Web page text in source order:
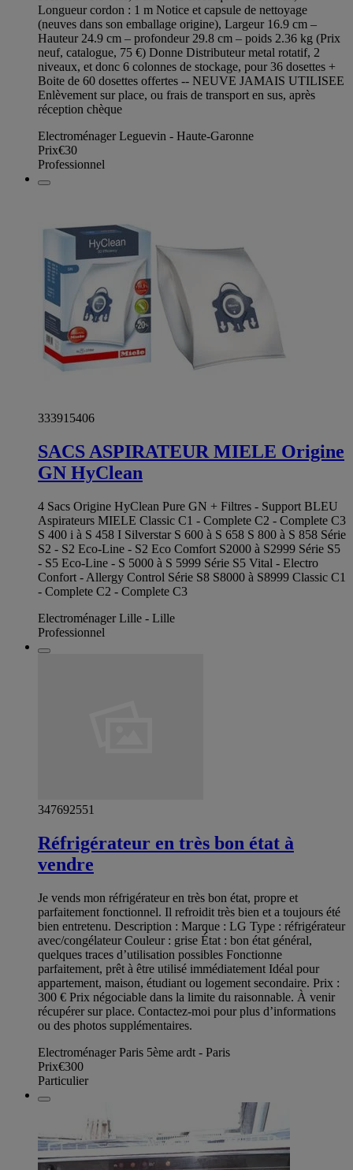
Longueur cordon : 1 m Notice et capsule de nettoyage
(neuves dans son emballage origine), Largeur 16.9 cm –
Hauteur 24.9 cm – profondeur 29.8 cm – poids 2.36 kg (Prix
neuf, catalogue, 75 €) Donne Distributeur metal rotatif, 2
niveaux, et donc 6 colonnes de stockage, pour 36 dosettes +
Boite de 60 dosettes offertes -- NEUVE JAMAIS UTILISEE
Enlèvement sur place, ou frais de transport en sus, après
réception chèque
Electroménager Leguevin - Haute-Garonne
Prix€30
Professionnel
333915406
SACS ASPIRATEUR MIELE Origine
GN HyClean
4 Sacs Origine HyClean Pure GN + Filtres - Support BLEU
Aspirateurs MIELE Classic C1 - Complete C2 - Complete C3
S 400 i à S 458 I Silverstar S 600 à S 658 S 800 à S 858 Série
S2 - S2 Eco-Line - S2 Eco Comfort S2000 à S2999 Série S5
- S5 Eco-Line - S 5000 à S 5999 Série S5 Vital - Electro
Confort - Allergy Control Série S8 S8000 à S8999 Classic C1
- Complete C2 - Complete C3
Electroménager Lille - Lille
Professionnel
347692551
Réfrigérateur en très bon état à
vendre
Je vends mon réfrigérateur en très bon état, propre et
parfaitement fonctionnel. Il refroidit très bien et a toujours été
bien entretenu. Description : Marque : LG Type : réfrigérateur
avec/congélateur Couleur : grise État : bon état général,
quelques traces d’utilisation possibles Fonctionne
parfaitement, prêt à être utilisé immédiatement Idéal pour
appartement, maison, étudiant ou logement secondaire. Prix :
300 € Prix négociable dans la limite du raisonnable. À venir
récupérer sur place. Contactez-moi pour plus d’informations
ou des photos supplémentaires.
Electroménager Paris 5ème ardt - Paris
Prix€300
Particulier